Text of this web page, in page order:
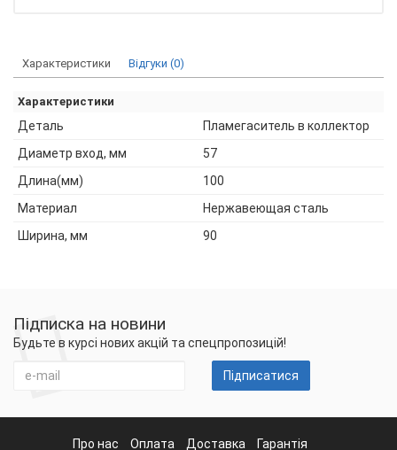
Характеристики Відгуки (0)
Характеристики
Деталь
Пламегаситель в коллектор
Диаметр вход, мм
57
Длина(мм)
100
Материал
Нержавеющая сталь
Ширина, мм
90
Підписка на новини
Будьте в курсі нових акцій та спецпропозицій!
Підписатися
Про нас Оплата Доставка Гарантія